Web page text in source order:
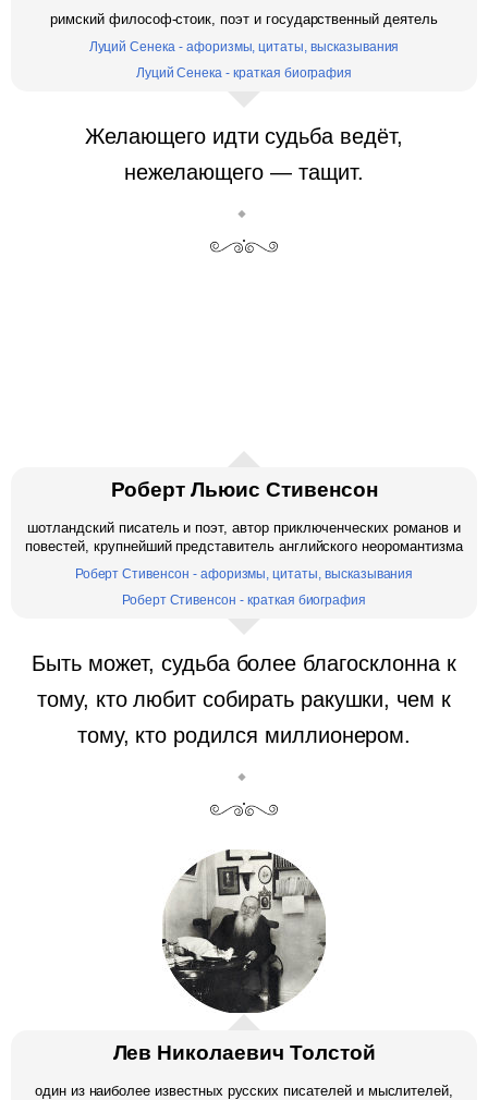
римский философ-стоик, поэт и государственный деятель
Луций Сенека - афоризмы, цитаты, высказывания
Луций Сенека - краткая биография
Желающего идти судьба ведёт,
нежелающего — тащит.
Роберт Льюис Стивенсон
шотландский писатель и поэт, автор приключенческих романов и
повестей, крупнейший представитель английского неоромантизма
Роберт Стивенсон - афоризмы, цитаты, высказывания
Роберт Стивенсон - краткая биография
Быть может, судьба более благосклонна к
тому, кто любит собирать ракушки, чем к
тому, кто родился миллионером.
Лев Николаевич Толстой
один из наиболее известных русских писателей и мыслителей,